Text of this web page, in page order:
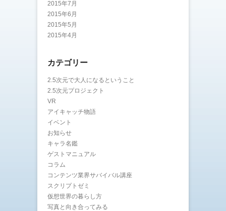
2015年7月
2015年6月
2015年5月
2015年4月
カテゴリー
2.5次元で大人になるということ
2.5次元プロジェクト
VR
アイキャッチ物語
イベント
お知らせ
キャラ名鑑
ゲストマニュアル
コラム
コンテンツ業界サバイバル講座
スクリプトゼミ
仮想世界の暮らし方
写真と向き合ってみる